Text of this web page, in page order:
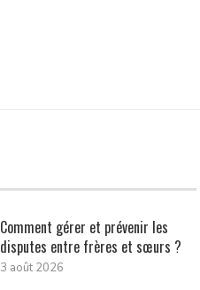
Comment gérer et prévenir les
disputes entre frères et sœurs ?
3 août 2026